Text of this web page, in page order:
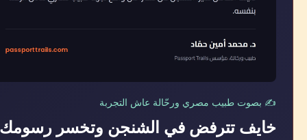
✍️ بصوت طبيب مصري ورحّالة عاش التجربة
خايف تترفض في الشنجن وتخسر